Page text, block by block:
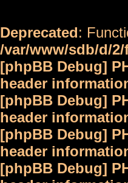
Deprecated:
/var/www/sdb/d/
[phpBB Debug]
header
[phpBB Debug]
header
[phpBB Debug]
header
[phpBB Debug]